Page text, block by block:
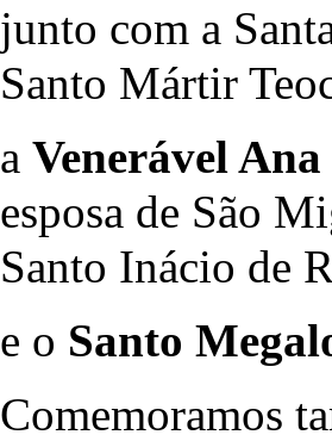
junto com a
Santo Mártir
a Venerável
esposa de São
Santo Inácio de
e o Santo
Comemoramos